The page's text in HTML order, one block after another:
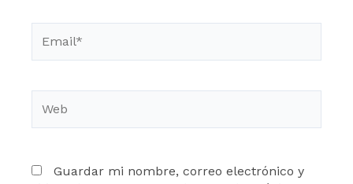
Guardar mi nombre, correo electrónico y